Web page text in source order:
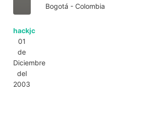
hackjc
01
de
Diciembre
del
2003
Bogotá - Colombia